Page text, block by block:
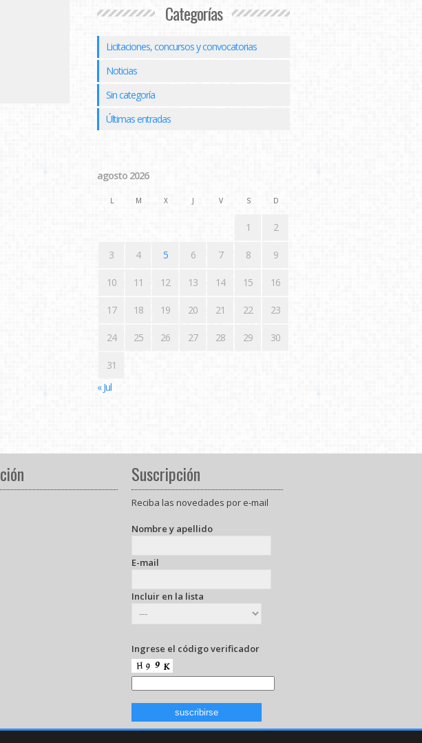
Categorías
Licitaciones, concursos y convocatorias
Noticias
Sin categoría
Últimas entradas
agosto 2026
L M X J V S D
1 2
3 4 5 6 7 8 9
10 11 12 13 14 15 16
17 18 19 20 21 22 23
24 25 26 27 28 29 30
31
« Jul
Suscripción
Reciba las novedades por e-mail
Nombre y apellido
E-mail
Incluir en la lista
Ingrese el código verificador